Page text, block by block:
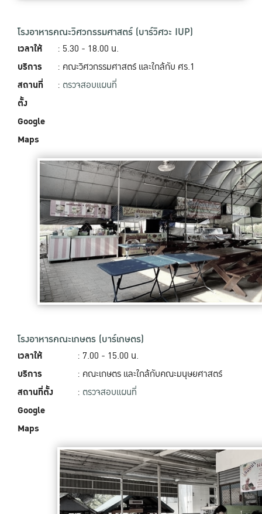
โรงอาหารคณะวิศวกรรมศาสตร์ (บาร์วิศวะ IUP)
เวลาให้
บริการ
สถานที่
ตั้ง
Google
Maps
: 5.30 - 18.00 น.
: คณะวิศวกรรมศาสตร์ และใกล้กับ ศร.1
: ตรวจสอบแผนที่
โรงอาหารคณะเกษตร (บาร์เกษตร)
เวลาให้
บริการ
สถานที่ตั้ง
Google
Maps
: 7.00 - 15.00 น.
: คณะเกษตร และใกล้กับคณะมนุษยศาสตร์
: ตรวจสอบแผนที่